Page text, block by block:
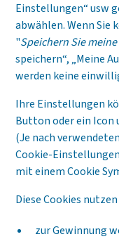
Einstellungen“ usw
abwählen. Wenn Sie
"Speichern Sie
speichern“, „Meine
werden keine
Ihre Einstellungen
Button oder ein Icon
(Je nach
Cookie-
mit einem Cookie
Diese Cookies
zur Gewinnung